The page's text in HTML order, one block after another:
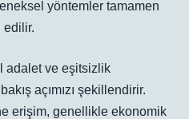
yöntemler tamamen
edilir.
adalet ve eşitsizlik
açımızı şekillendirir.
erişim, genellikle ekonomik